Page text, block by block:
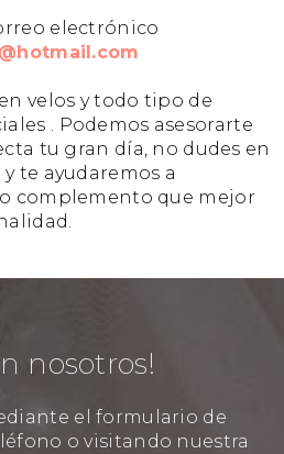
electrónico
velos y todo tipo de
. Podemos asesorarte
tu gran día, no dudes en
te ayudaremos a
complemento que mejor
nosotros!
el formulario de
o visitando nuestra